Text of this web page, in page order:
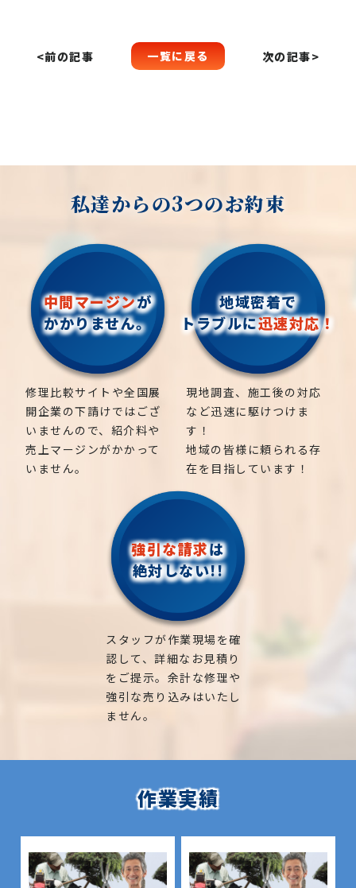
<前の記事 一覧に戻る 次の記事>
私達からの3つのお約束
中間マージンが
かかりません。
修理比較サイトや全国展
開企業の下請けではござ
いませんので、紹介料や
売上マージンがかかって
いません。
地域密着で
トラブルに迅速対応！
現地調査、施工後の対応
など迅速に駆けつけま
す！
地域の皆様に頼られる存
在を目指しています！
強引な請求は
絶対しない!!
スタッフが作業現場を確
認して、詳細なお見積り
をご提示。余計な修理や
強引な売り込みはいたし
ません。
作業実績